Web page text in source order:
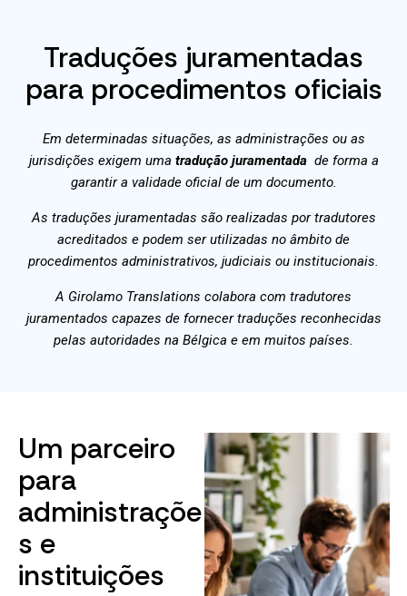
Traduções juramentadas
para procedimentos oficiais
Em determinadas situações, as administrações ou as
jurisdições exigem uma tradução juramentadade forma a
garantir a validade oficial de um documento.
As traduções juramentadas são realizadas por tradutores
acreditados e podem ser utilizadas no âmbito de
procedimentos administrativos, judiciais ou institucionais.
A Girolamo Translations colabora com tradutores
juramentados capazes de fornecer traduções reconhecidas
pelas autoridades na Bélgica e em muitos países.
Um parceiro
para
administraçõe
s e
instituições